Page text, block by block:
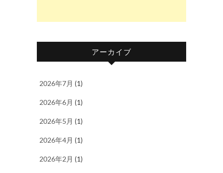
アーカイブ
2026年7月 (1)
2026年6月 (1)
2026年5月 (1)
2026年4月 (1)
2026年2月 (1)